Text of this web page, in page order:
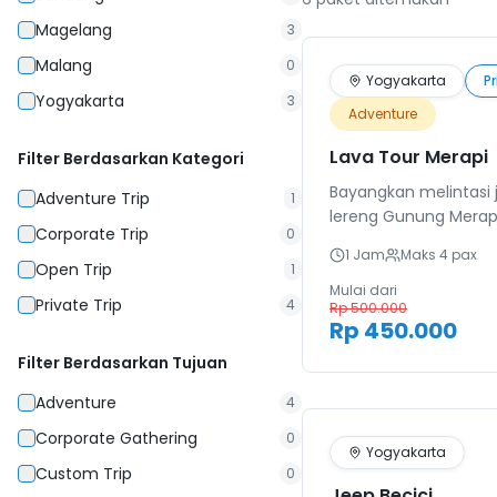
Magelang 3
Malang 0
Yogyakarta 3
Filter Berdasarkan Kategori
Adventure Trip
1
Corporate Trip 0
Open Trip 1
Private Trip 4
Filter Berdasarkan Tujuan
Adventure
4
Corporate Gathering 0
Custom Trip 0
TerlarisYogyakarta
Adventure
Lava Tour Merapi
Bayangkan melintasi
lereng Gunung
Merapi berdiri gagah
asapnya. Lava Tour
perjalanan
2010 yang
1 Jam Maks 4 pax
Mulai dari
Rp 500.000
Rp 450.000
Yogyakarta